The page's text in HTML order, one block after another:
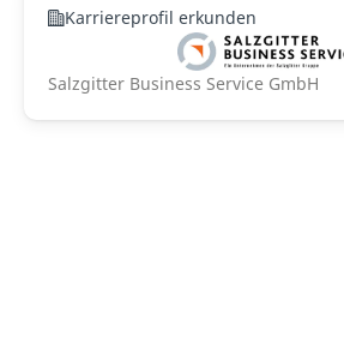
Karriereprofil erkunden
Salzgitter Business Service GmbH